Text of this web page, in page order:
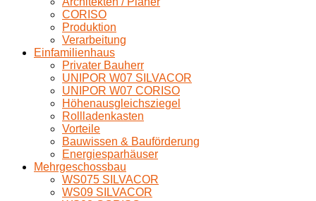
CORISO
Produktion
Verarbeitung
Einfamilienhaus
Privater Bauherr
UNIPOR W07 SILVACOR
UNIPOR W07 CORISO
Höhenausgleichsziegel
Rollladenkasten
Vorteile
Bauwissen & Bauförderung
Energiesparhäuser
Mehrgeschossbau
WS075 SILVACOR
WS09 SILVACOR